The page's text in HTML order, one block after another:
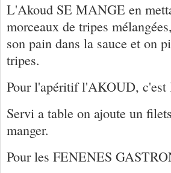
L'Akoud SE MANGE en
morceaux de tripes
son pain dans la sauce et on
tripes.
Pour l'apéritif l'AKOUD,
Servi a table on ajoute un
manger.
Pour les FENENES